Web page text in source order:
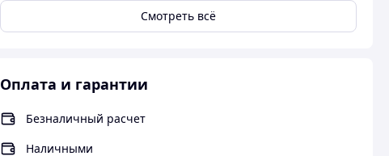
Смотреть всё
Оплата и гарантии
Безналичный расчет
Наличными